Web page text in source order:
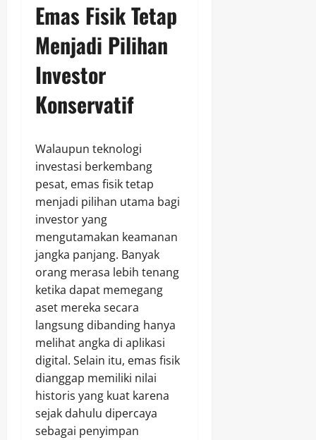
Emas Fisik Tetap
Menjadi Pilihan
Investor
Konservatif
Walaupun teknologi
investasi berkembang
pesat, emas fisik tetap
menjadi pilihan utama bagi
investor yang
mengutamakan keamanan
jangka panjang. Banyak
orang merasa lebih tenang
ketika dapat memegang
aset mereka secara
langsung dibanding hanya
melihat angka di aplikasi
digital. Selain itu, emas fisik
dianggap memiliki nilai
historis yang kuat karena
sejak dahulu dipercaya
sebagai penyimpan